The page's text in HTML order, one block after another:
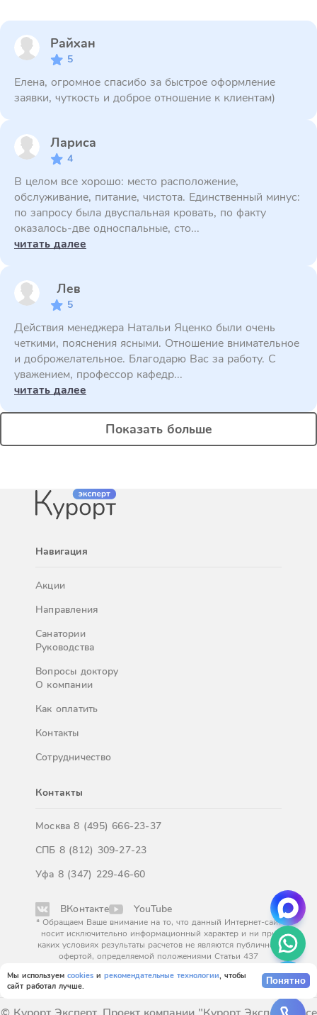
Мы используем cookies и рекомендательные технологии, чтобы
сайт работал лучше.
Понятно
Райхан
5
Елена, огромное спасибо за быстрое оформление
заявки, чуткость и доброе отношение к клиентам)
Лариса
4
В целом все хорошо: место расположение,
обслуживание, питание, чистота. Единственный минус:
по запросу была двуспальная кровать, по факту
оказалось-две односпальные, сто...
читать далее
Лев
5
Действия менеджера Натальи Яценко были очень
четкими, пояснения ясными. Отношение внимательное
и доброжелательное. Благодарю Вас за работу. С
уважением, профессор кафедр...
читать далее
Показать больше
Навигация
Акции
Направления
Санатории
Руководства
Вопросы доктору
О компании
Как оплатить
Контакты
Сотрудничество
Контакты
Москва8 (495) 666-23-37
СПБ 8 (812) 309-27-23
Уфа 8 (347) 229-46-60
ВКонтакте YouTube
* Обращаем Ваше внимание на то, что данный Интернет-сайт
носит исключительно информационный характер и ни при
каких условиях результаты расчетов не являются публичной
офертой, определяемой положениями Статьи 437
окончательным расчетом обращайтесь к нашим менеджерам.